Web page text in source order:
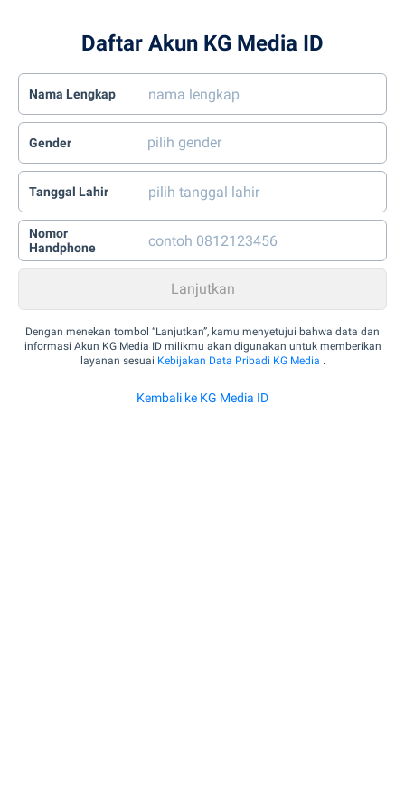
Daftar Akun KG Media ID
Nama Lengkap
Gender
Tanggal Lahir
Nomor
Handphone
Dengan menekan tombol “Lanjutkan”, kamu menyetujui bahwa data dan
informasi Akun KG Media ID milikmu akan digunakan untuk memberikan
layanan sesuai Kebijakan Data Pribadi KG Media .
Kembali ke KG Media ID